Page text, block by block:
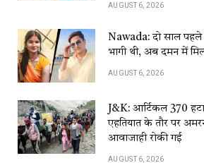
AUGUST 6, 2026
Nawada: दो साल पहले
भागी थी, अब दमन में
AUGUST 6, 2026
J&K: आर्टिकल 370
एहतियात के तौर पर
आवाजाही रोकी गई
AUGUST 6, 2026